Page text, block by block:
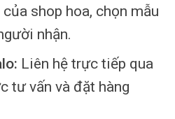
shop hoa, chọn mẫu
nhận.
Liên hệ trực tiếp qua
tư vấn và đặt hàng